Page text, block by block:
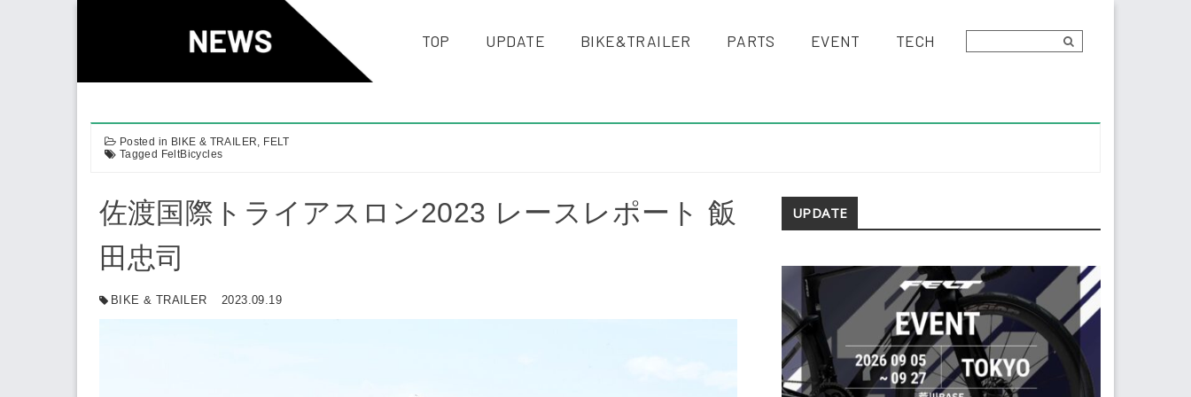
TOP UPDATE BIKE&TRAILER PARTS EVENT TECH
Posted in BIKE & TRAILER, FELT
Tagged FeltBicycles
佐渡国際トライアスロン2023 レースレポート 飯
田忠司
BIKE & TRAILER 2023.09.19
Secondary
UPDATE